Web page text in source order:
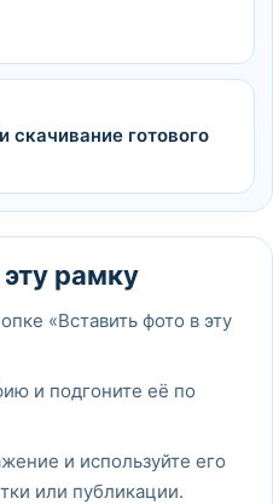
скачивание готового
рамку
«Вставить фото в эту
и подгоните её по
и используйте его
или публикации.